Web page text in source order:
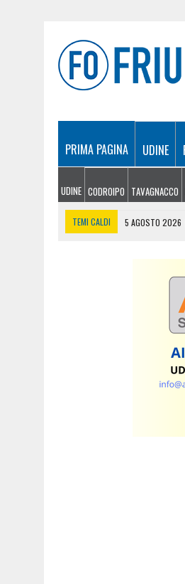
PRIMA PAGINA UDINE
UDINE CODROIPO TAVAGNACCO
TEMI CALDI 5 AGOSTO 2026
INCIDENTE